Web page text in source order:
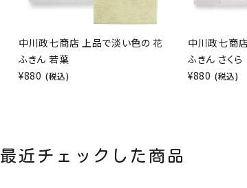
中川政七商店 上品で淡い色の 花
ふきん 若葉
¥880 (税込)
中川政七商
ふきん さくら
¥880 (税込)
最近チェックした商品